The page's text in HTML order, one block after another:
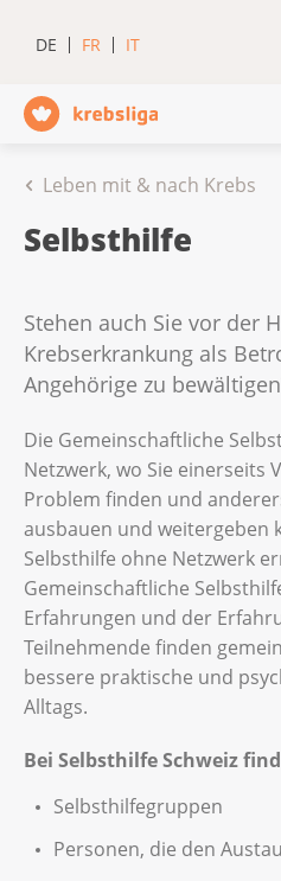
DE FR IT
Leben mit & nach Krebs
Selbsthilfe
Stehen auch Sie vor der
Krebserkrankung als
Angehörige zu
Die Gemeinschaftliche
Netzwerk, wo Sie einerseits
Problem finden und
ausbauen und weitergeben
Selbsthilfe ohne Netzwerk
Gemeinschaftliche
Erfahrungen und der
Teilnehmende finden
bessere praktische und
Alltags.
Bei Selbsthilfe Schweiz
Selbsthilfegruppen
Personen, die den